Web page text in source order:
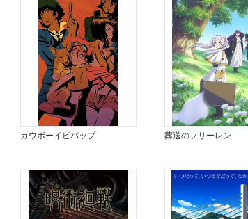
カウボーイビバップ 葬送のフリーレン